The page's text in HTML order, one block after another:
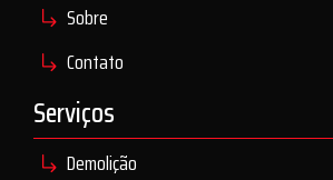
Sobre
Contato
Serviços
Demolição